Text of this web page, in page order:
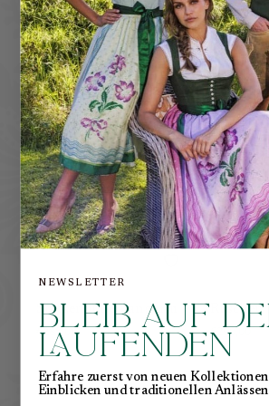
PASSEND
Spitzenbluse Langarm
€285,00
Rüschen
€290,00
NEWSLETTER
BLEIB AUF
LAUFENDEN
Erfahre zuerst von neuen
Einblicken und traditionellen Anlässen